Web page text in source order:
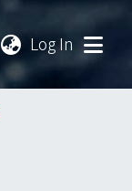
Log In